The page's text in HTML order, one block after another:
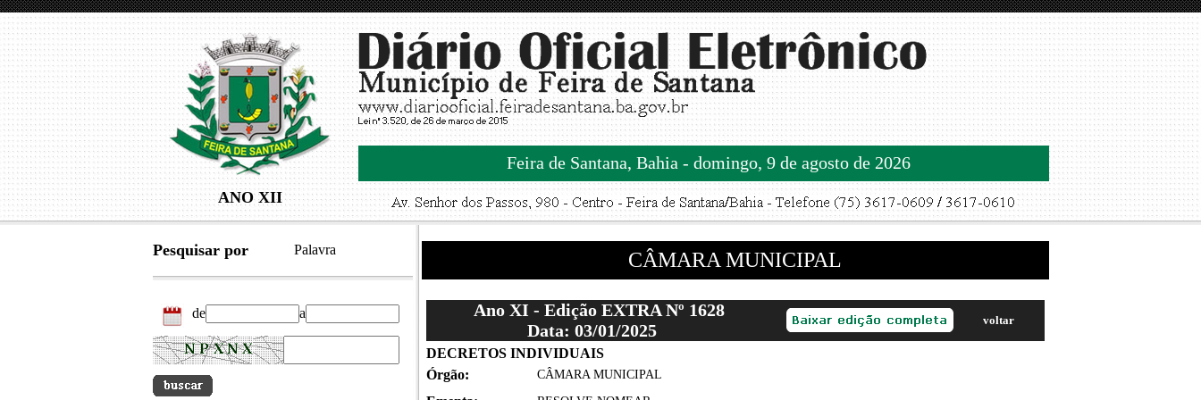
ANO XII
Feira de Santana, Bahia - domingo, 9 de agosto de 2026
Pesquisar por Palavra
de a
CÂMARA MUNICIPAL
Ano XI - Edição EXTRA Nº 1628
Data: 03/01/2025
voltar
DECRETOS INDIVIDUAIS
Órgão:
CÂMARA MUNICIPAL